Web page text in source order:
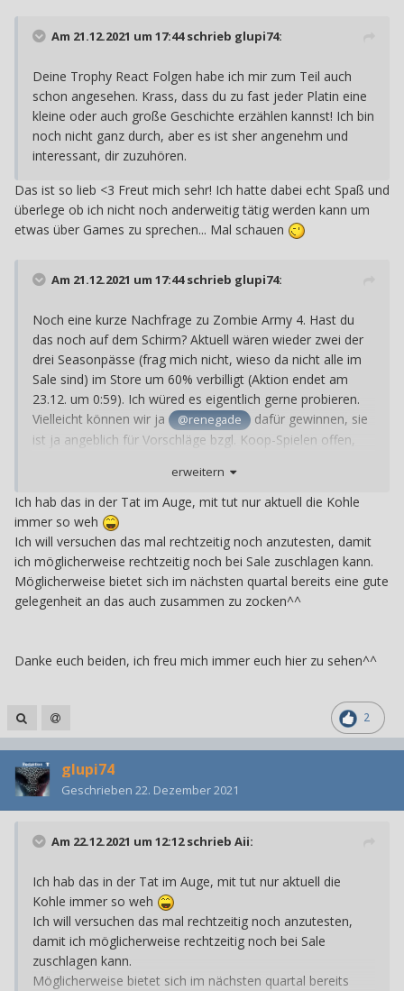
Am 21.12.2021 um 17:44 schrieb glupi74:
Deine Trophy React Folgen habe ich mir zum Teil auch
schon angesehen. Krass, dass du zu fast jeder Platin eine
kleine oder auch große Geschichte erzählen kannst! Ich bin
noch nicht ganz durch, aber es ist sher angenehm und
interessant, dir zuzuhören.
Das ist so lieb <3 Freut mich sehr! Ich hatte dabei echt Spaß und
überlege ob ich nicht noch anderweitig tätig werden kann um
etwas über Games zu sprechen... Mal schauen
Am 21.12.2021 um 17:44 schrieb glupi74:
Noch eine kurze Nachfrage zu Zombie Army 4. Hast du
das noch auf dem Schirm? Aktuell wären wieder zwei der
drei Seasonpässe (frag mich nicht, wieso da nicht alle im
Sale sind) im Store um 60% verbilligt (Aktion endet am
23.12. um 0:59). Ich würed es eigentlich gerne probieren.
Vielleicht können wir ja
@renegade
dafür gewinnen, sie
ist ja angeblich für Vorschläge bzgl. Koop-Spielen offen,
erweitern
Ich hab das in der Tat im Auge, mit tut nur aktuell die Kohle
immer so weh
Ich will versuchen das mal rechtzeitig noch anzutesten, damit
ich möglicherweise rechtzeitig noch bei Sale zuschlagen kann.
Möglicherweise bietet sich im nächsten quartal bereits eine gute
gelegenheit an das auch zusammen zu zocken^^
Danke euch beiden, ich freu mich immer euch hier zu sehen^^
2
glupi74
Geschrieben 22. Dezember 2021
Am 22.12.2021 um 12:12 schrieb Aii:
Ich hab das in der Tat im Auge, mit tut nur aktuell die
Kohle immer so weh
Ich will versuchen das mal rechtzeitig noch anzutesten,
damit ich möglicherweise rechtzeitig noch bei Sale
zuschlagen kann.
Möglicherweise bietet sich im nächsten quartal bereits